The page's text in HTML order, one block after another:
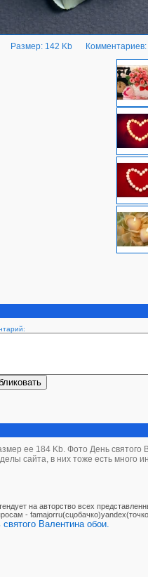
Размер: 142 Kb Комментариев:
ее 184 Kb. Фото День святого
сайта, в них тоже есть много
на авторство всех
-
Валентина обои.